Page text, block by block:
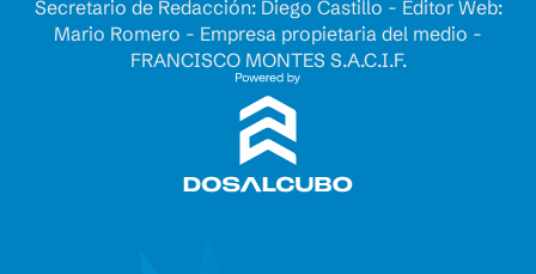
Secretario de Redacción: Diego Castillo - Editor Web:
Mario Romero - Empresa propietaria del medio -
FRANCISCO MONTES S.A.C.I.F.